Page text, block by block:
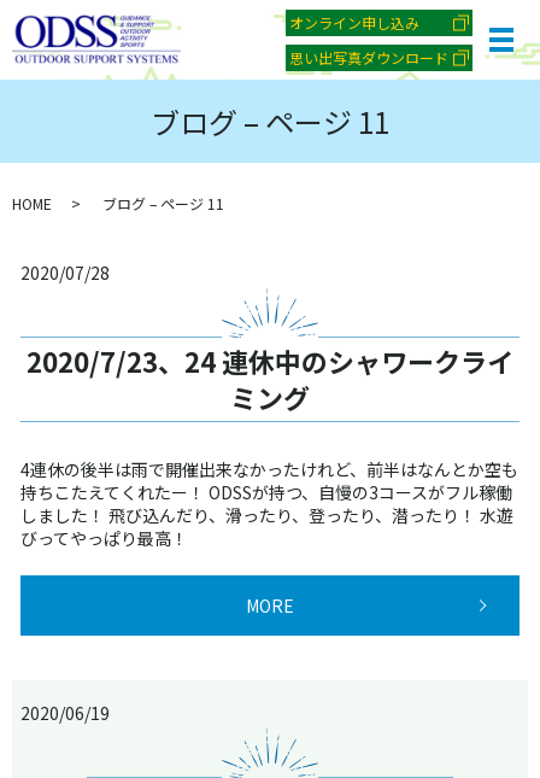
オンライン申し込み
思い出写真ダウンロード
メ
ブログ – ページ 11
HOME ブログ – ページ 11
2020/07/28
2020/7/23、24 連休中のシャワークライ
ミング
4連休の後半は雨で開催出来なかったけれど、前半はなんとか空も
持ちこたえてくれたー！ ODSSが持つ、自慢の3コースがフル稼働
しました！ 飛び込んだり、滑ったり、登ったり、潜ったり！ 水遊
びってやっぱり最高！
MORE
2020/06/19